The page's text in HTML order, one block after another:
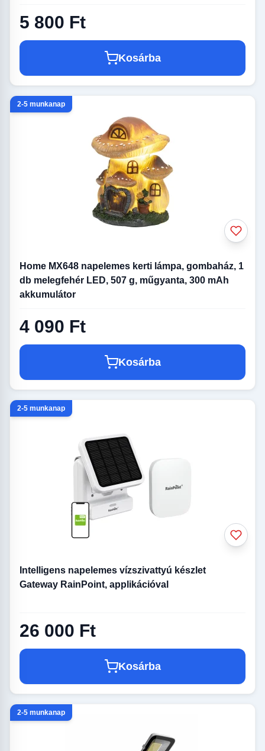
5 800 Ft
Kosárba
2-5 munkanap
Home MX648 napelemes kerti lámpa, gombaház, 1
db melegfehér LED, 507 g, műgyanta, 300 mAh
akkumulátor
4 090 Ft
Kosárba
2-5 munkanap
Intelligens napelemes vízszivattyú készlet
Gateway RainPoint, applikációval
26 000 Ft
Kosárba
2-5 munkanap